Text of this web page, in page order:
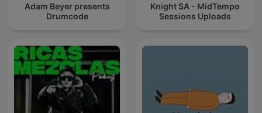
Adam Beyer presents
Drumcode
Knight SA - MidTempo
Sessions Uploads